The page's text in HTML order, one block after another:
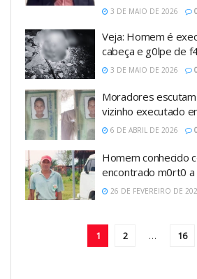
3 DE MAIO DE 2026
Veja: Homem é
cabeça e g0lpe de
3 DE MAIO DE 2026
Moradores
vizinho executado
6 DE ABRIL DE 2026
Homem conhecido
encontrado m0rt0
26 DE FEVEREIRO DE
1 2 … 16